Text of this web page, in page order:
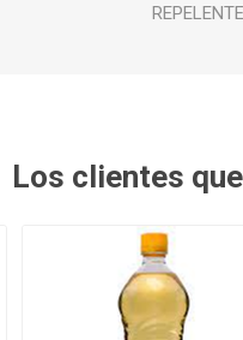
Los clientes